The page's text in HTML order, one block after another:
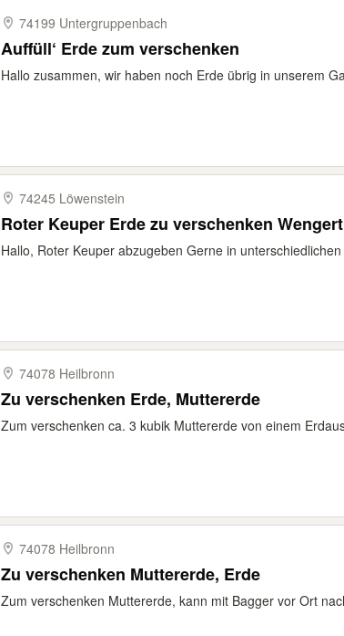
74199 Untergruppenbach
Auffüll‘ Erde zum verschenken
Hallo zusammen, wir haben noch Erde übrig in unserem
74245 Löwenstein
Roter Keuper Erde zu verschenken
Hallo, Roter Keuper abzugeben Gerne in
74078 Heilbronn
Zu verschenken Erde, Muttererde
Zum verschenken ca. 3 kubik Muttererde von einem
74078 Heilbronn
Zu verschenken Muttererde, Erde
Zum verschenken Muttererde, kann mit Bagger vor Ort